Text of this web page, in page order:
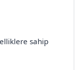
sahip